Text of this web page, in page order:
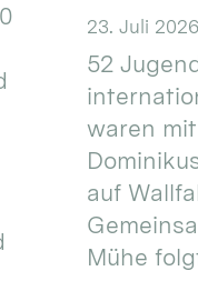
23. Juli 2026
52
waren
auf
Mühe